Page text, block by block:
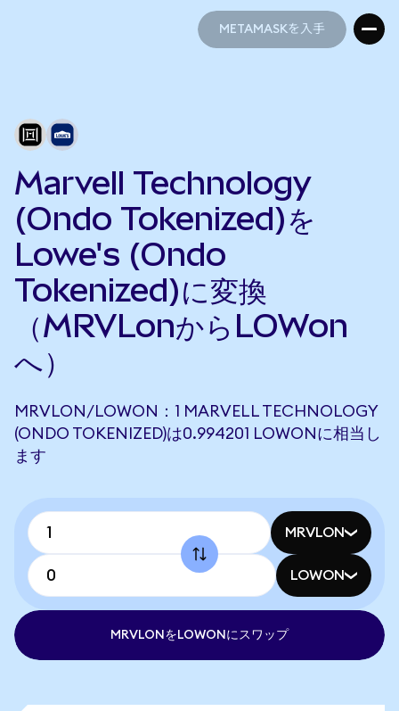
METAMASKを入手
Marvell Technology
(Ondo Tokenized)を
Lowe's (Ondo
Tokenized)に変換
（MRVLonからLOWon
へ）
MRVLON/LOWON：1 MARVELL TECHNOLOGY
(ONDO TOKENIZED)は0.994201 LOWONに相当し
ます
MRVLON
LOWON
MRVLONをLOWONにスワップ